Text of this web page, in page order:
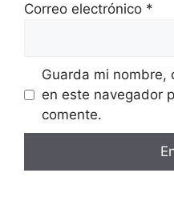
Correo electrónico *
Guarda mi nombre,
en este navegador
comente.